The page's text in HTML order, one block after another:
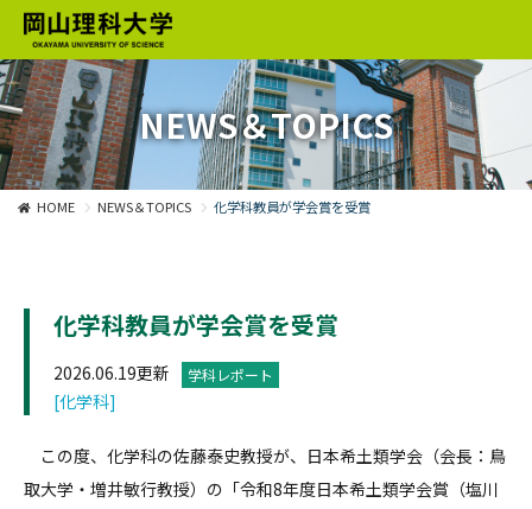
NEWS＆TOPICS
HOME NEWS＆TOPICS 化学科教員が学会賞を受賞
化学科教員が学会賞を受賞
2026.06.19更新 学科レポート
[化学科]
この度、化学科の佐藤泰史教授が、日本希土類学会（会長：鳥
取大学・増井敏行教授）の「令和8年度日本希土類学会賞（塩川